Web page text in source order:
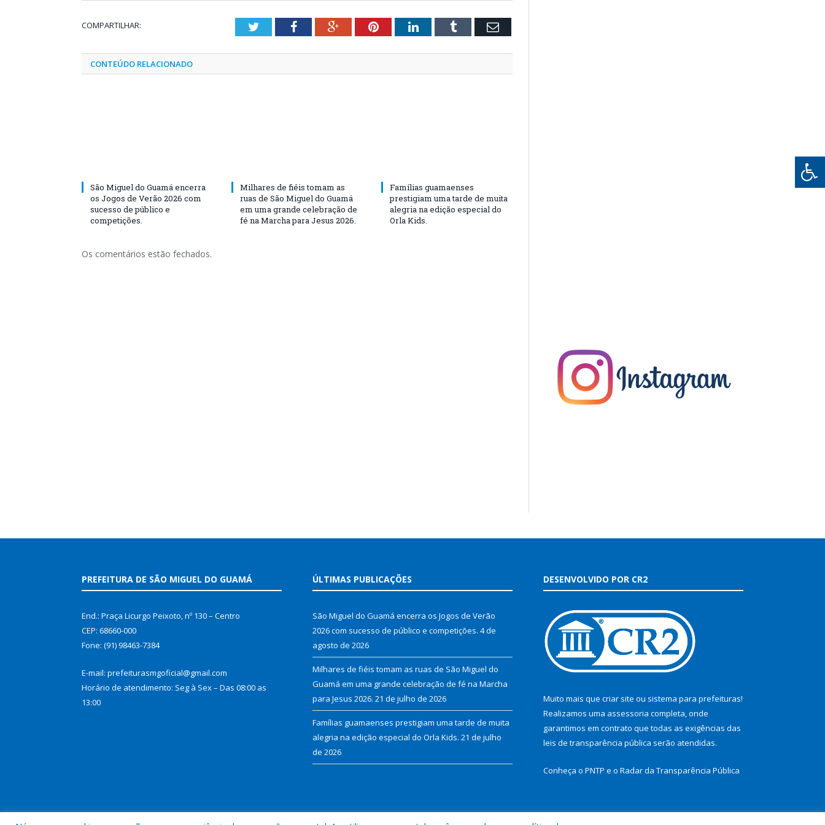
COMPARTILHAR: TwitterFacebookGoogle+PinterestLinkedInTumblr Email
CONTEÚDO RELACIONADO
São Miguel do Guamá encerra
os Jogos de Verão 2026 com
sucesso de público e
competições.
Milhares de fiéis tomam as
ruas de São Miguel do Guamá
em uma grande celebração de
fé na Marcha para Jesus 2026.
Famílias guamaenses
prestigiam uma tarde de muita
alegria na edição especial do
Orla Kids.
Os comentários estão fechados.
PREFEITURA DE SÃO MIGUEL DO GUAMÁ
End.: Praça Licurgo Peixoto, nº 130 – Centro
CEP: 68660-000
Fone: (91) 98463-7384
E-mail: prefeiturasmgoficial@gmail.com
Horário de atendimento: Seg à Sex – Das 08:00 as
13:00
ÚLTIMAS PUBLICAÇÕES
São Miguel do Guamá encerra os Jogos de Verão
2026 com sucesso de público e competições. 4 de
agosto de 2026
Milhares de fiéis tomam as ruas de São Miguel do
Guamá em uma grande celebração de fé na Marcha
para Jesus 2026. 21 de julho de 2026
Famílias guamaenses prestigiam uma tarde de muita
alegria na edição especial do Orla Kids. 21 de julho
de 2026
DESENVOLVIDO POR CR2
Muito mais que criar site ou sistema para prefeituras!
Realizamos uma assessoria completa, onde
garantimos em contrato que todas as exigências das
leis de transparência pública serão atendidas.
Conheça o PNTP e o Radar da Transparência Pública